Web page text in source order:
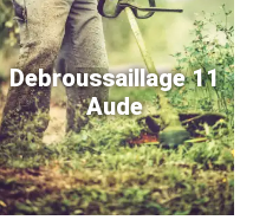
Debroussaillage 11
Aude